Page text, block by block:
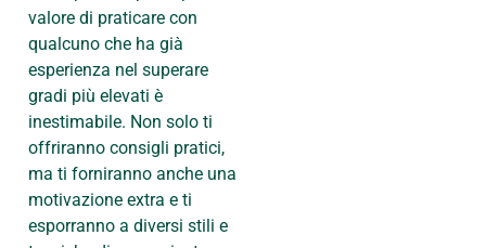
valore di praticare con
qualcuno che ha già
esperienza nel superare
gradi più elevati è
inestimabile. Non solo ti
offriranno consigli pratici,
ma ti forniranno anche una
motivazione extra e ti
esporranno a diversi stili e